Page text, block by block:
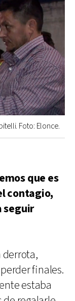
Foto: Elonce.
que es
contagio,
seguir
derrota,
finales.
estaba